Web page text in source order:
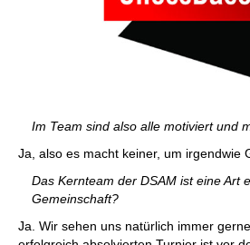
Im Team sind also alle motiviert und
Ja, also es macht keiner, um irgendwie
Das Kernteam der DSAM ist eine Art
Gemeinschaft?
Ja. Wir sehen uns natürlich immer